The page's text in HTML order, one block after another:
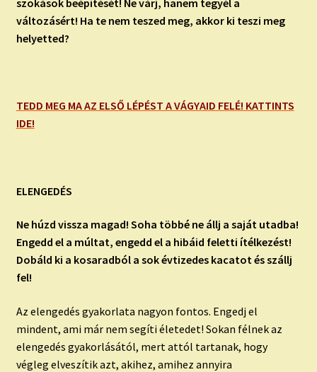
változásért! Ha te nem teszed meg, akkor ki teszi meg
helyetted?
TEDD MEG MA AZ ELSŐ LÉPÉST A VÁGYAID FELÉ! KATTINTS
IDE!
ELENGEDÉS
Ne húzd vissza magad! Soha többé ne állj a saját utadba!
Engedd el a múltat, engedd el a hibáid feletti ítélkezést!
Dobáld ki a kosaradból a sok évtizedes kacatot és szállj
fel!
Az elengedés gyakorlata nagyon fontos. Engedj el
mindent, ami már nem segíti életedet! Sokan félnek az
elengedés gyakorlásától, mert attól tartanak, hogy
végleg elveszítik azt, akihez, amihez annyira